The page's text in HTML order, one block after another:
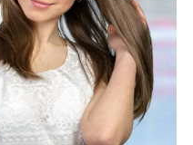
مقالات الرأي
ستايل
تقارير
عروس سيدتي